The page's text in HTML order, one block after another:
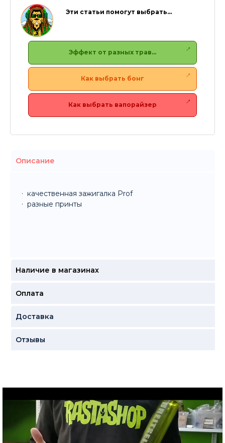
Эти статьи помогут выбрать…
Эффект от разных трав…
Как выбрать бонг
Как выбрать вапорайзер
Описание
качественная зажигалка Prof
разные принты
Наличие в магазинах
Оплата
Доставка
Отзывы